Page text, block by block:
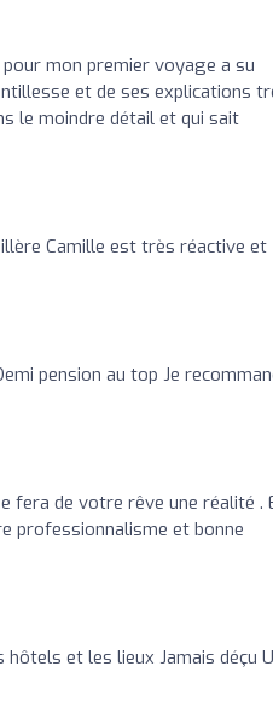
mon premier voyage a su
et de ses explications
le moindre détail et qui sait
Camille est très réactive et
pension au top Je
fera de votre rêve une réalité .
professionnalisme et bonne
et les lieux Jamais déçu